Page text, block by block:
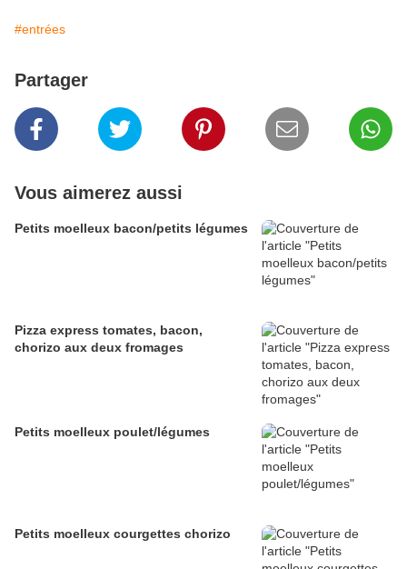
#entrées
Partager
Vous aimerez aussi
Petits moelleux bacon/petits légumes
Pizza express tomates, bacon,
chorizo aux deux fromages
Petits moelleux poulet/légumes
Petits moelleux courgettes chorizo